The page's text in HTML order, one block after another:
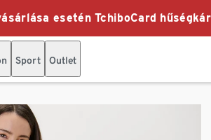
esetén TchiboCard
Sport Outlet